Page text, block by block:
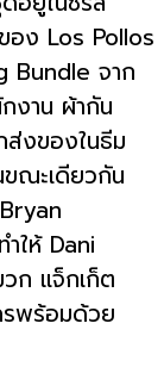
อง Los Pollos
Bundle จาก
งาน ผ้ากัน
ส่งของในธีม
ณะเดียวกัน
ให้ Dani
ก แจ็กเก็ต
รพร้อมด้วย